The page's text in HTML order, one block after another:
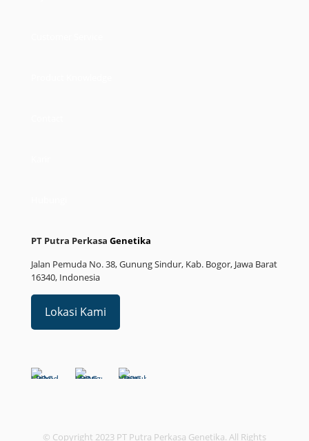
PT Putra Perkasa Genetika
Jalan Pemuda No. 38, Gunung Sindur, Kab. Bogor, Jawa Barat
16340, Indonesia
Lokasi Kami
© Copyright 2023 PT Putra Perkasa Genetika. All Rights